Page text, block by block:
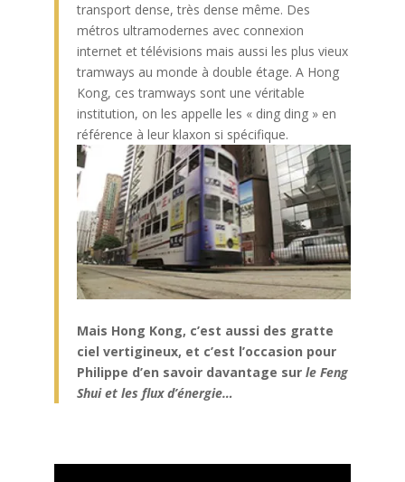
transport dense, très dense même. Des
métros ultramodernes avec connexion
internet et télévisions mais aussi les plus vieux
tramways au monde à double étage. A Hong
Kong, ces tramways sont une véritable
institution, on les appelle les « ding ding » en
référence à leur klaxon si spécifique.
Mais Hong Kong, c’est aussi des gratte
ciel vertigineux, et c’est l’occasion pour
Philippe d’en savoir davantage sur le Feng
Shui et les flux d’énergie…